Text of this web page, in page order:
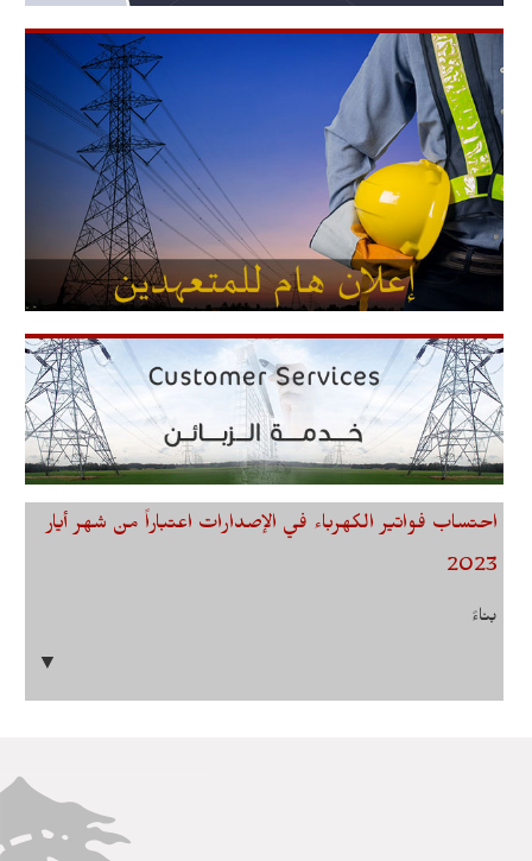
احتساب فواتير الكهرباء في الإصدارات اعتباراً من شهر أيار
2023
بناءً
▼